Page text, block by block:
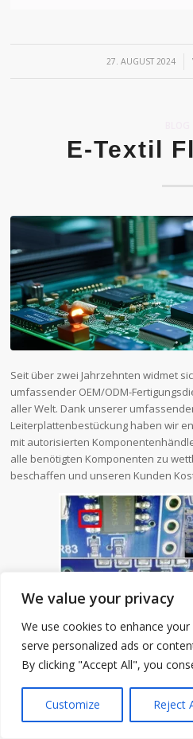
We value your privacy
We use cookies to enhance
serve personalized ads or
By clicking "Accept All", you
Customize Reject
27. AUGUST 2024
/
E-Textil
Seit über zwei Jahrzehnten widmet
umfassender OEM/ODM-
aller Welt. Dank unserer
Leiterplattenbestückung haben wir
mit autorisierten
alle benötigten Komponenten zu
beschaffen und unseren Kunden
E-Textil Flex PCB ist eines unserer
die detaillierten
Unternehmens vorstellen.